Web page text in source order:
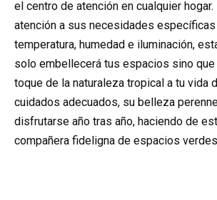
el centro de atención en cualquier
atención a sus necesidades
temperatura, humedad e iluminación,
solo embellecerá tus espacios sino que
toque de la naturaleza tropical a tu vida
cuidados adecuados, su belleza
disfrutarse año tras año, haciendo de
compañera fideligna de espacios